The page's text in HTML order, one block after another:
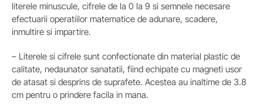
literele minuscule, cifrele de la 0 la 9 si semnele necesare
efectuarii operatiilor matematice de adunare, scadere,
inmultire si impartire.
– Literele si cifrele sunt confectionate din material plastic de
calitate, nedaunator sanatatii, fiind echipate cu magneti usor
de atasat si desprins de suprafete. Acestea au inaltime de 3.8
cm pentru o prindere facila in mana.